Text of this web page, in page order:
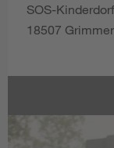
SOS-
18507